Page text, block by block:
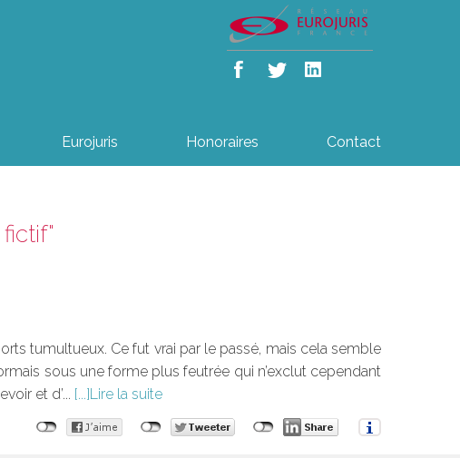
Eurojuris Honoraires Contact
tumultueux. Ce fut vrai par le passé, mais cela semble
sous une forme plus feutrée qui n’exclut cependant
et d’...
Lire la suite